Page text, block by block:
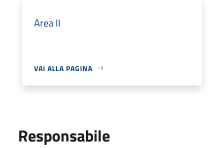
Area II
VAI ALLA PAGINA
Responsabile